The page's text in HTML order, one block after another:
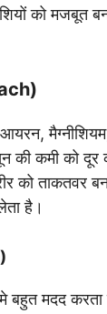
को मजबूत
की कमी को
को ताकतवर
है।
बहुत मदद